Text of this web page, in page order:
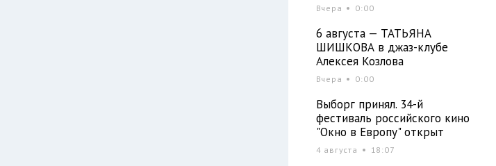
Вчера 0:00
6 августа — ТАТЬЯНА
ШИШКОВА в джаз-клубе
Алексея Козлова
Вчера 0:00
Выборг принял. 34-й
фестиваль российского кино
"Окно в Европу" открыт
4 августа 18:07